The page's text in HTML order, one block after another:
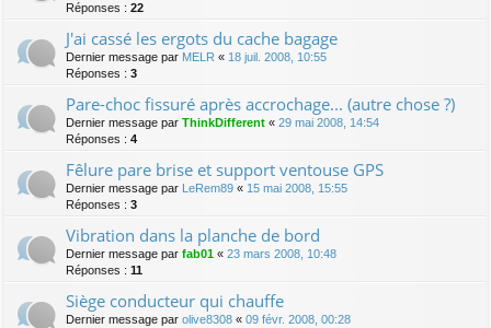
Réponses : 22
J'ai cassé les ergots du cache bagage
Dernier message par MELR « 18 juil. 2008, 10:55
Réponses : 3
Pare-choc fissuré après accrochage... (autre chose ?)
Dernier message par ThinkDifferent « 29 mai 2008, 14:54
Réponses : 4
Fêlure pare brise et support ventouse GPS
Dernier message par LeRem89 « 15 mai 2008, 15:55
Réponses : 3
Vibration dans la planche de bord
Dernier message par fab01 « 23 mars 2008, 10:48
Réponses : 11
Siège conducteur qui chauffe
Dernier message par olive8308 « 09 févr. 2008, 00:28